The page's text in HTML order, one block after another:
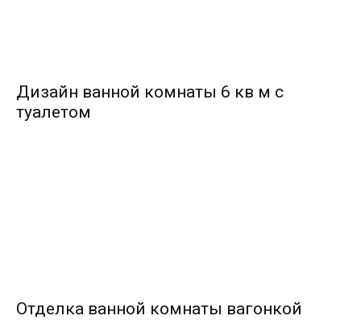
Дизайн ванной комнаты 6 кв м с
туалетом
Отделка ванной комнаты вагонкой